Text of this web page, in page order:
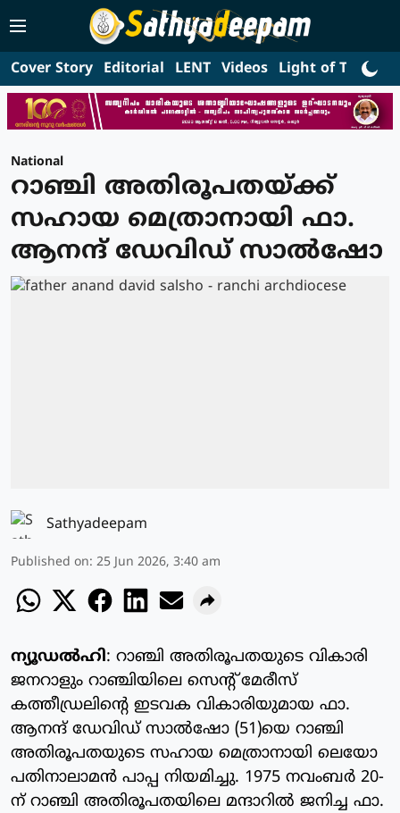
Cover Story Editorial LENT Videos Light of Truth
National
റാഞ്ചി അതിരൂപതയ്ക്ക്
സഹായ മെത്രാനായി ഫാ.
ആനന്ദ് ഡേവിഡ് സാൽഷോ
Sathyadeepam
Published on: 25 Jun 2026, 3:40 am
ന്യൂഡൽഹി: റാഞ്ചി അതിരൂപതയുടെ വികാരി
ജനറാളും റാഞ്ചിയിലെ സെന്റ് മേരീസ്
കത്തീഡ്രലിന്റെ ഇടവക വികാരിയുമായ ഫാ.
ആനന്ദ് ഡേവിഡ് സാൽഷോ (51)യെ റാഞ്ചി
അതിരൂപതയുടെ സഹായ മെത്രാനായി ലെയോ
പതിനാലാമൻ പാപ്പ നിയമിച്ചു. 1975 നവംബർ 20-
ന് റാഞ്ചി അതിരൂപതയിലെ മന്ദാറിൽ ജനിച്ച ഫാ.